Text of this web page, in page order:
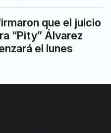
que el juicio
“Pity” Álvarez
el lunes